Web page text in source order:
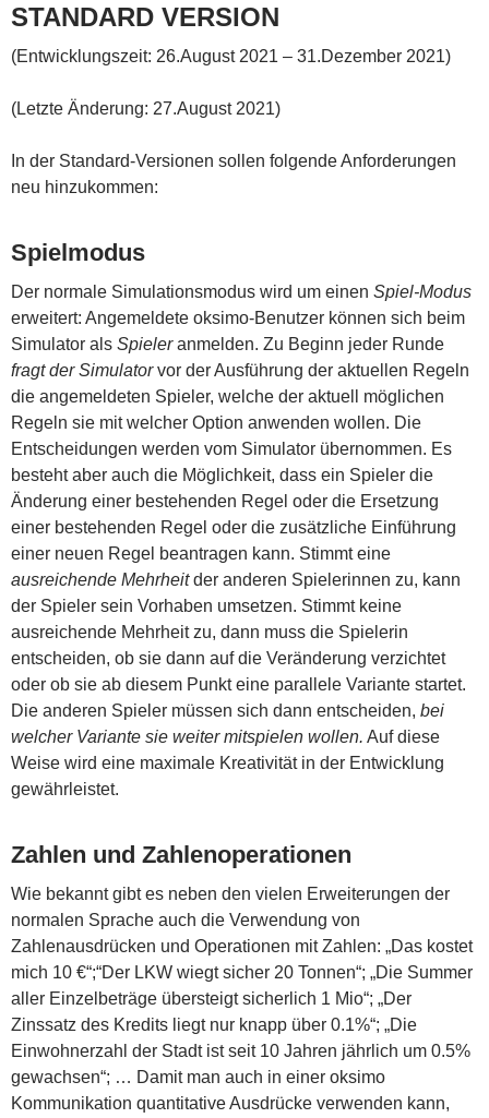
STANDARD VERSION
(Entwicklungszeit: 26.August 2021 – 31.Dezember 2021)
(Letzte Änderung: 27.August 2021)
In der Standard-Versionen sollen folgende Anforderungen
neu hinzukommen:
Spielmodus
Der normale Simulationsmodus wird um einen Spiel-Modus
erweitert: Angemeldete oksimo-Benutzer können sich beim
Simulator als Spieleranmelden. Zu Beginn jeder Runde
fragt der Simulatorvor der Ausführung der aktuellen Regeln
die angemeldeten Spieler, welche der aktuell möglichen
Regeln sie mit welcher Option anwenden wollen. Die
Entscheidungen werden vom Simulator übernommen. Es
besteht aber auch die Möglichkeit, dass ein Spieler die
Änderung einer bestehenden Regel oder die Ersetzung
einer bestehenden Regel oder die zusätzliche Einführung
einer neuen Regel beantragen kann. Stimmt eine
ausreichende Mehrheitder anderen Spielerinnen zu, kann
der Spieler sein Vorhaben umsetzen. Stimmt keine
ausreichende Mehrheit zu, dann muss die Spielerin
entscheiden, ob sie dann auf die Veränderung verzichtet
oder ob sie ab diesem Punkt eine parallele Variante startet.
Die anderen Spieler müssen sich dann entscheiden, bei
welcher Variante sie weiter mitspielen wollen. Auf diese
Weise wird eine maximale Kreativität in der Entwicklung
gewährleistet.
Zahlen und Zahlenoperationen
Wie bekannt gibt es neben den vielen Erweiterungen der
normalen Sprache auch die Verwendung von
Zahlenausdrücken und Operationen mit Zahlen: „Das kostet
mich 10 €“;“Der LKW wiegt sicher 20 Tonnen“; „Die Summer
aller Einzelbeträge übersteigt sicherlich 1 Mio“; „Der
Zinssatz des Kredits liegt nur knapp über 0.1%“; „Die
Einwohnerzahl der Stadt ist seit 10 Jahren jährlich um 0.5%
gewachsen“; … Damit man auch in einer oksimo
Kommunikation quantitative Ausdrücke verwenden kann,